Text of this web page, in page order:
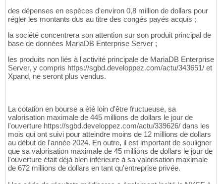
des dépenses en espèces d'environ 0,8 million de dollars pour
régler les montants dus au titre des congés payés acquis ;
la société concentrera son attention sur son produit principal de
base de données MariaDB Enterprise Server ;
les produits non liés à l'activité principale de MariaDB Enterprise
Server, y compris https://sgbd.developpez.com/actu/343651/ et
Xpand, ne seront plus vendus.
La cotation en bourse a été loin d'être fructueuse, sa
valorisation maximale de 445 millions de dollars le jour de
l'ouverture https://sgbd.developpez.com/actu/339626/ dans les
mois qui ont suivi pour atteindre moins de 12 millions de dollars
au début de l'année 2024. En outre, il est important de souligner
que sa valorisation maximale de 45 millions de dollars le jour de
l'ouverture était déjà bien inférieure à sa valorisation maximale
de 672 millions de dollars en tant qu'entreprise privée.